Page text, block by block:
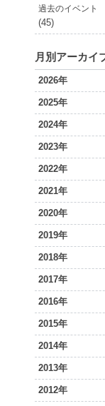
過去のイベント
(45)
月別アーカイ
2026年
2025年
2024年
2023年
2022年
2021年
2020年
2019年
2018年
2017年
2016年
2015年
2014年
2013年
2012年